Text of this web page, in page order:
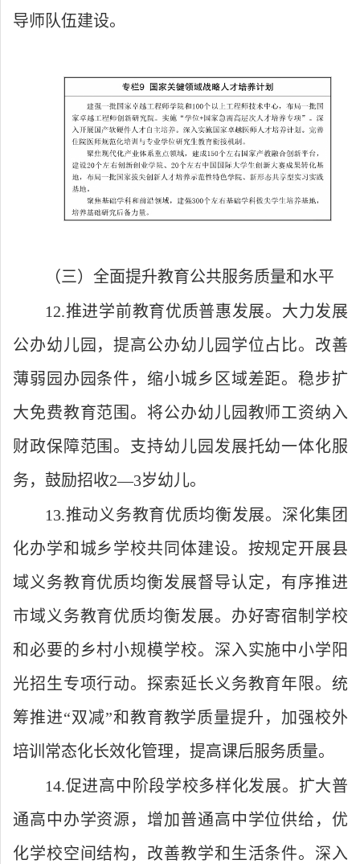
导师队伍建设。
（三）全面提升教育公共服务质量和水平
12.推进学前教育优质普惠发展。大力发展
公办幼儿园，提高公办幼儿园学位占比。改善
薄弱园办园条件，缩小城乡区域差距。稳步扩
大免费教育范围。将公办幼儿园教师工资纳入
财政保障范围。支持幼儿园发展托幼一体化服
务，鼓励招收2—3岁幼儿。
13.推动义务教育优质均衡发展。深化集团
化办学和城乡学校共同体建设。按规定开展县
域义务教育优质均衡发展督导认定，有序推进
市域义务教育优质均衡发展。办好寄宿制学校
和必要的乡村小规模学校。深入实施中小学阳
光招生专项行动。探索延长义务教育年限。统
筹推进“双减”和教育教学质量提升，加强校外
培训常态化长效化管理，提高课后服务质量。
14.促进高中阶段学校多样化发展。扩大普
通高中办学资源，增加普通高中学位供给，优
化学校空间结构，改善教学和生活条件。深入